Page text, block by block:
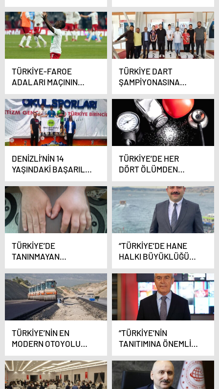
ADET OTOMOBİL
ÜRETİLDİ
ARASINDA 32 DENİZLİ
FİRMASI
TÜRKİYE-FAROE
ADALARI MAÇININ
ÖNCELİKLİ BİLET
SATIŞI BAŞLADI
TÜRKİYE DART
ŞAMPİYONASINA
DENİZLİLİ
SPORCULAR DAMGA
VURDU
DENİZLİ’NİN 14
YAŞINDAKİ BAŞARILI
ATLETİ, TÜRKİYE
ŞAMPİYONASINDAN
DERECEYLE DÖNDÜ
TÜRKİYE’DE HER
DÖRT ÖLÜMDEN
BİRİNİN NEDENİ:
HİPERTANSİYON
TÜRKİYE’DE
TANINMAYAN
HASTALIK: ALERJİ Mİ,
HEREDİTER ANJİYO
ÖDEM Mİ?
“TÜRKİYE’DE HANE
HALKI BÜYÜKLÜĞÜ
AZALMA EĞİLİMİNİ
DEVAM ETTİREREK
2021 YILINDA 3,23
KİŞİYE DÜŞTÜ”
TÜRKİYE’NİN EN
MODERN OTOYOLU
2023’TE HİZMETE
GİRECEK
“TÜRKİYE’NİN
TANITIMINA ÖNEMLİ
BİR KATKI SAĞLANDI”